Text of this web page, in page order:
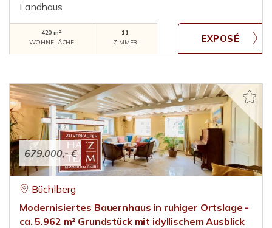
Landhaus
420 m²
WOHNFLÄCHE
11
ZIMMER
679.000,- €
Büchlberg
Modernisiertes Bauernhaus in ruhiger Ortslage -
ca. 5.962 m² Grundstück mit idyllischem Ausblick